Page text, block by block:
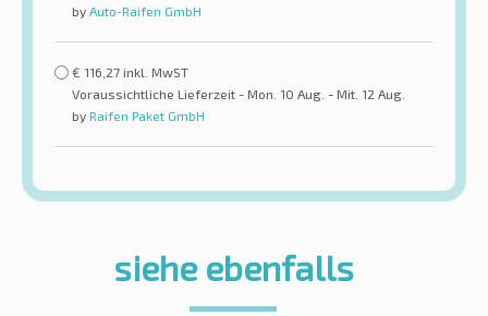
by Auto-Raifen GmbH
€ 116,27 inkl. MwST
Voraussichtliche Lieferzeit - Mon. 10 Aug. - Mit. 12 Aug.
by Raifen Paket GmbH
siehe ebenfalls